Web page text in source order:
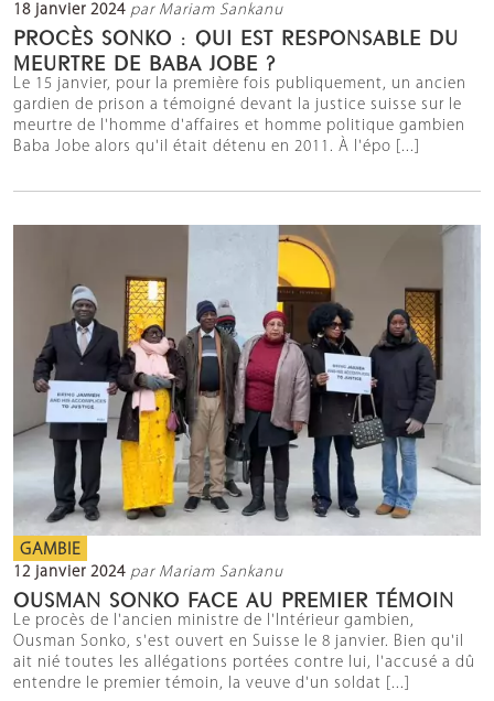
18 janvier 2024 par Mariam Sankanu
PROCÈS SONKO : QUI EST RESPONSABLE DU
MEURTRE DE BABA JOBE ?
Le 15 janvier, pour la première fois publiquement, un ancien
gardien de prison a témoigné devant la justice suisse sur le
meurtre de l'homme d'affaires et homme politique gambien
Baba Jobe alors qu'il était détenu en 2011. À l'épo [...]
GAMBIE
12 janvier 2024 par Mariam Sankanu
OUSMAN SONKO FACE AU PREMIER TÉMOIN
Le procès de l'ancien ministre de l'Intérieur gambien,
Ousman Sonko, s'est ouvert en Suisse le 8 janvier. Bien qu'il
ait nié toutes les allégations portées contre lui, l'accusé a dû
entendre le premier témoin, la veuve d'un soldat [...]